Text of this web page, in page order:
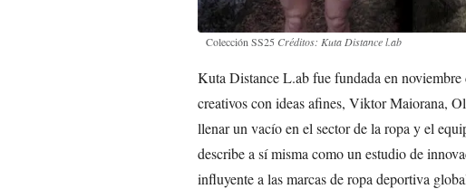
Colección SS25 Créditos: Kuta Distance l.ab
Kuta Distance L.ab fue fundada en
creativos con ideas afines, Viktor Maiorana,
llenar un vacío en el sector de la ropa y el
describe a sí misma como un estudio de
influyente a las marcas de ropa deportiva